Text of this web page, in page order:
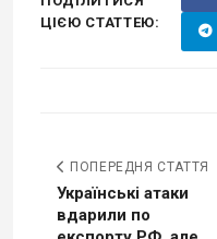
ЦІЄЮ СТАТТЕЮ:
ПОПЕРЕДНЯ СТАТТЯ
Українські атаки
вдарили по